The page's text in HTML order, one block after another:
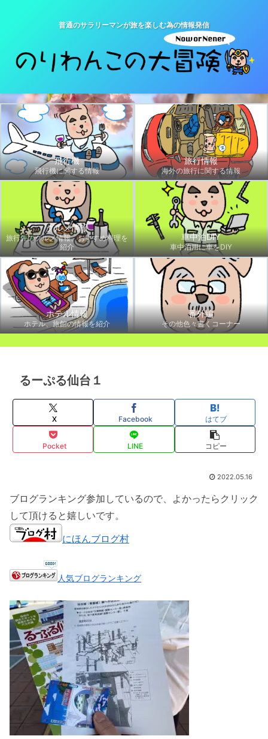
普通のサラリーマンが旅を楽しむ為の情報発信
飛行機
飛行機に関する情報
旅行情報
海外の旅行に関する情報
グルメ情報
旅行先のグルメ情報、おすすめ料理を
紹介
車中泊DIY
車中泊用に車をDIY
ホテル情報
ホテル、旅館の情報を紹介
番外編
その他色々書くコーナー
るーぷる仙台１
X Facebook はてブ
Pocket LINE コピー
2022.05.16
ブログランキング参加しているので、よかったらクリック
して頂けると嬉しいです。
にほんブログ村
人気ブログランキング